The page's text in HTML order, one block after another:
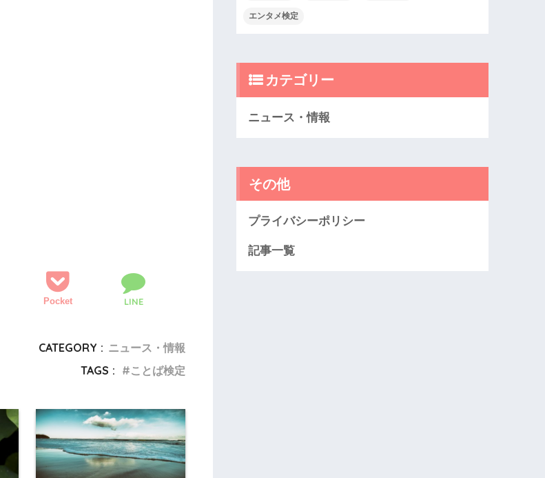
Pocket LINE
CATEGORY : ニュース・情報
TAGS :
ことば検定
エンタメ検定
カテゴリー
ニュース・情報
その他
プライバシーポリシー
記事一覧